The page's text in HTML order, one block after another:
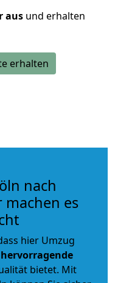
aus und erhalten
erhalten
nach
machen es
hier Umzug
hervorragende
bietet. Mit